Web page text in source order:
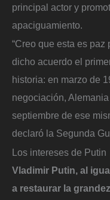
principal actor y
apaciguamiento.
“Creo que esta es paz
dicho acuerdo el
historia: en marzo de
negociación,
septiembre de ese
declaró la Segunda
Los intereses de Putin
Vladimir Putin, al
a restaurar la